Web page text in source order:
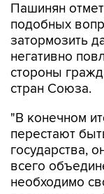
Пашинян
подобных
затормозить
негативно
стороны
стран Союза.
"В конечном
перестают
государства,
всего
необходимо